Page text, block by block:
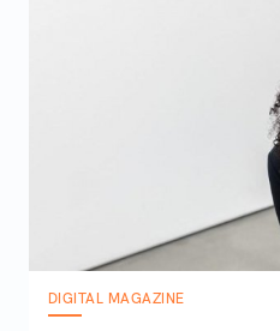
DIGITAL MAGAZINE